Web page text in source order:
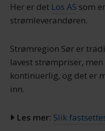
Her er det Los AS som
strømleverandøren.
Strømregion Sør er
lavest strømpriser,
kontinuerlig, og det er
inn.
Les mer: Slik